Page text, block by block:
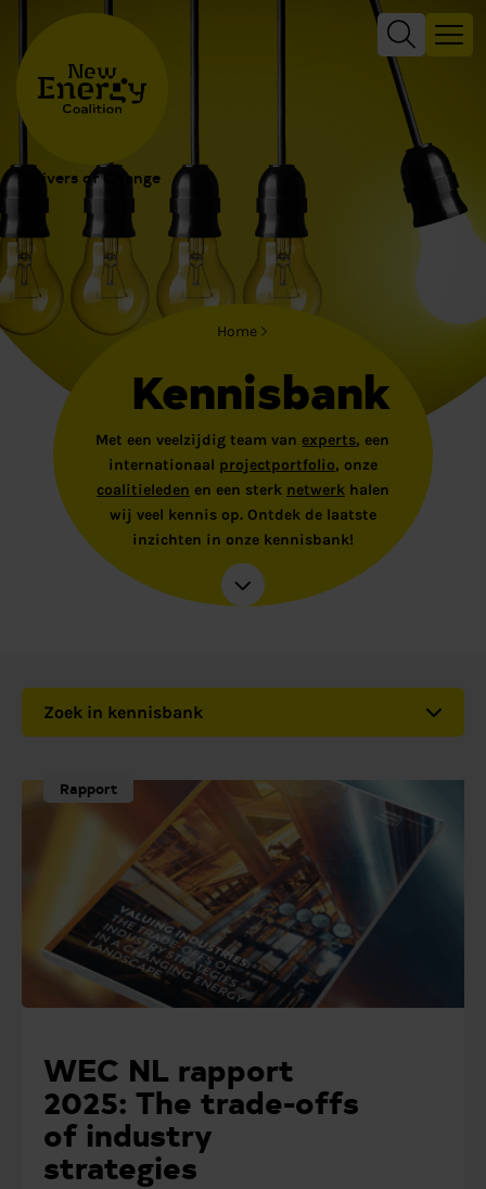
Drivers of Change
Home
Kennisbank
Met een veelzijdig team van experts, een
internationaal projectportfolio, onze
coalitieleden en een sterk netwerkhalen
wij veel kennis op. Ontdek de laatste
inzichten in onze kennisbank!
Zoek in kennisbank
Rapport
WEC NL rapport
2025: The trade-offs
of industry
strategies